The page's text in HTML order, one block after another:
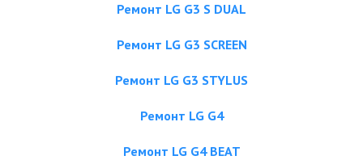
Ремонт LG G3 S DUAL
Ремонт LG G3 SCREEN
Ремонт LG G3 STYLUS
Ремонт LG G4
Ремонт LG G4 BEAT